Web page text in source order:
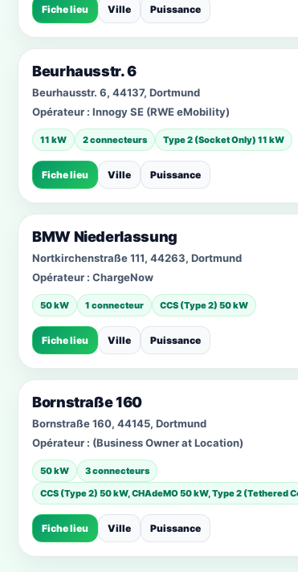
Fiche lieu Ville Puissance
Beurhausstr. 6
Beurhausstr. 6, 44137, Dortmund
Opérateur : Innogy SE (RWE eMobility)
11 kW 2 connecteurs Type 2 (Socket Only) 11 kW
Fiche lieu Ville Puissance
BMW Niederlassung
Nortkirchenstraße 111, 44263, Dortmund
Opérateur : ChargeNow
50 kW 1 connecteur CCS (Type 2) 50 kW
Fiche lieu Ville Puissance
Bornstraße 160
Bornstraße 160, 44145, Dortmund
Opérateur : (Business Owner at Location)
50 kW
3 connecteurs
CCS (Type 2) 50 kW, CHAdeMO 50 kW, Type 2 (Tethered
Fiche lieu Ville Puissance